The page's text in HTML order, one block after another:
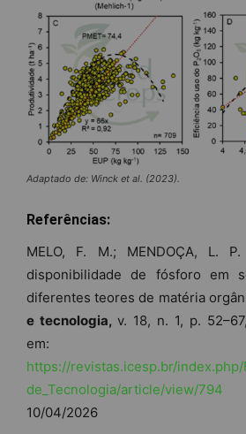
Adaptado de: Winck et al. (2023).
Referências:
MELO, F. M.; MENDOÇA, L.
disponibilidade de fósforo em
diferentes teores de matéria
e tecnologia, v. 18, n. 1, p.
https://revistas.icesp.br/index.php/
de_Tecnologia/article/view/794
10/04/2026